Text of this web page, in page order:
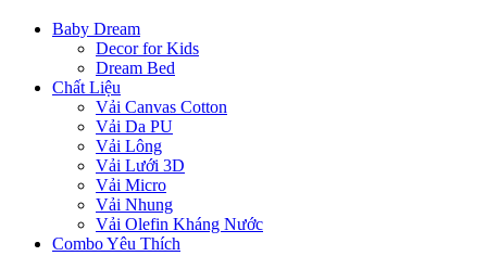
Baby Dream
Decor for Kids
Dream Bed
Chất Liệu
Vải Canvas Cotton
Vải Da PU
Vải Lông
Vải Lưới 3D
Vải Micro
Vải Nhung
Vải Olefin Kháng Nước
Combo Yêu Thích